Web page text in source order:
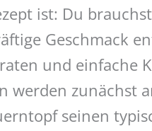
ist: Du brauchst
Geschmack
und einfache
werden zunächst
seinen